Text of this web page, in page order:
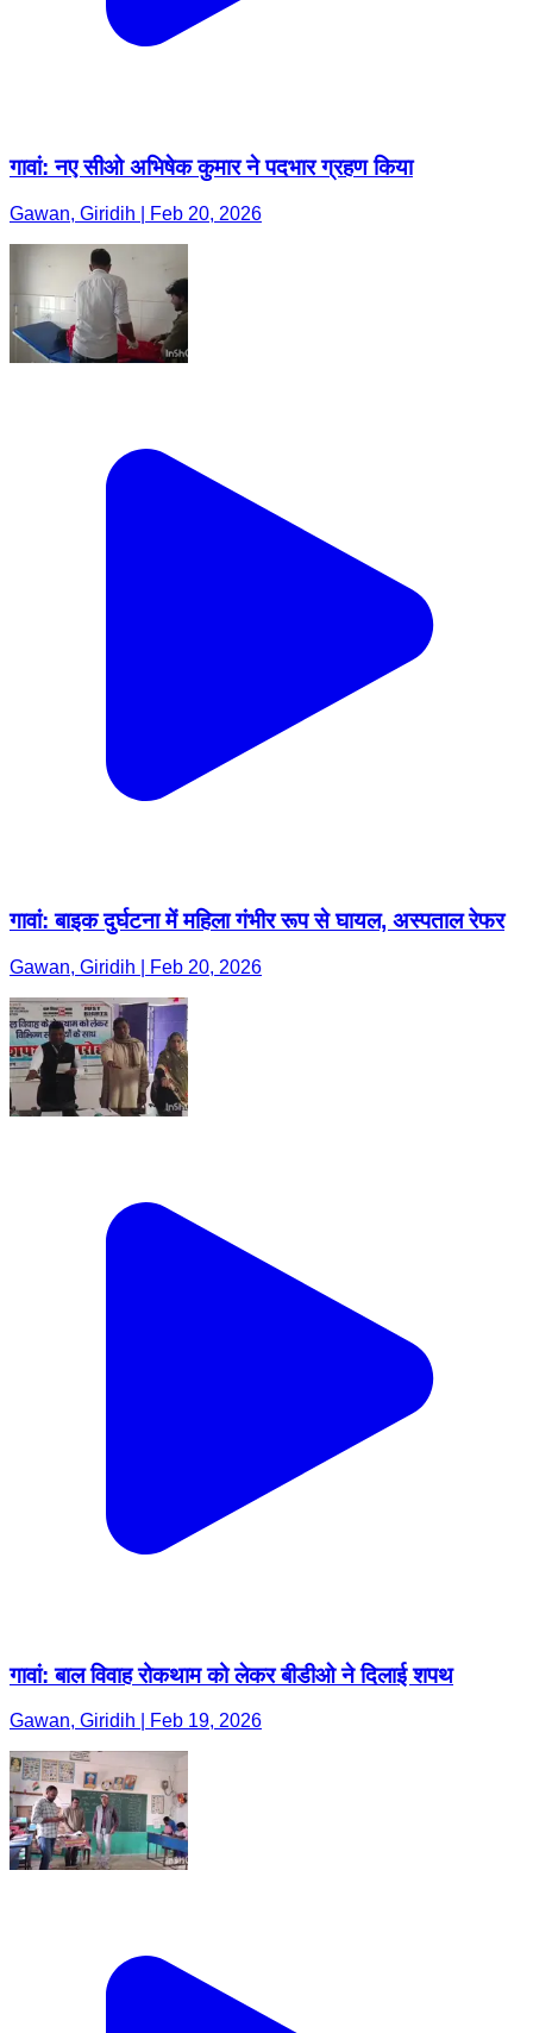
गावां: नए सीओ अभिषेक कुमार ने पदभार ग्रहण किया
Gawan, Giridih | Feb 20, 2026
गावां: बाइक दुर्घटना में महिला गंभीर रूप से घायल, अस्पताल रेफर
Gawan, Giridih | Feb 20, 2026
गावां: बाल विवाह रोकथाम को लेकर बीडीओ ने दिलाई शपथ
Gawan, Giridih | Feb 19, 2026